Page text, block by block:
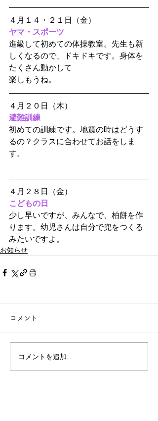
４月１４・２１日（金）
ヤマ・スポーツ
進級して初めての体操教室。先生も新
しくなるので、ドキドキです。身体を
たくさん動かして
楽しもうね。
４月２０日（木）
避難訓練
初めての訓練です。地震の時はどうす
るの？クラスに合わせてお話をしま
す。
４月２８日（金）
こどもの日
少し早いですが、みんなで、柏餅を作
ります。幼児さんは自分で兜をつくる
みたいですよ。
お知らせ
コメント
コメントを追加…